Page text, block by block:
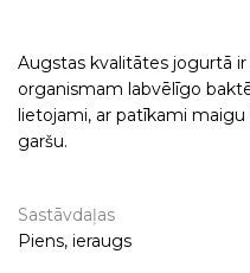
Augstas kvalitātes jogurtā
organismam labvēlīgo
lietojami, ar patīkami
garšu.
Sastāvdaļas
Piens, ieraugs